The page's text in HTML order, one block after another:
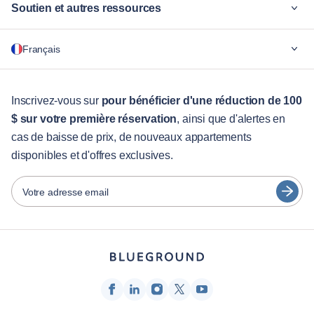
Soutien et autres ressources
Pour les entreprises
Services aux visiteurs
Guides des villes
Partenaires
Opérateurs de location de meubles
Propriétaires
Partenaires de franchise
Français
English
Português
Español
Français
Türkçe
Inscrivez-vous sur pour bénéficier d'une réduction de 100
$ sur votre première réservation, ainsi que d'alertes en
cas de baisse de prix, de nouveaux appartements
disponibles et d'offres exclusives.
Votre adresse email